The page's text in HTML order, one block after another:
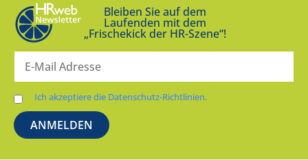
Bleiben Sie auf dem
Laufenden mit dem
„Frischekick der HR-Szene“!
Ich akzeptiere die Datenschutz-Richtlinien.